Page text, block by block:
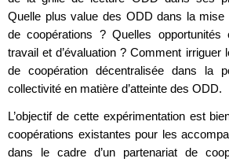
Quelle plus value des ODD dans la mise
de coopérations ? Quelles opportunités
travail et d’évaluation ? Comment irriguer
de coopération décentralisée dans la
collectivité en matière d’atteinte des ODD.
L’objectif de cette expérimentation est
coopérations existantes pour les
dans le cadre d’un partenariat de